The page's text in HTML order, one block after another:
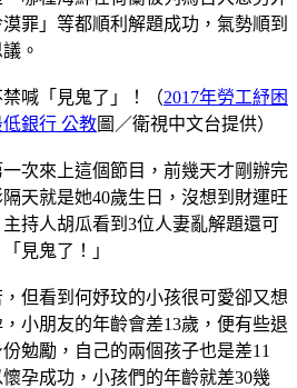
罪」等都順利解題成功，氣勢順到
。
喊「見鬼了」！（2017年勞工紓困
銀行 公教圖／衛視中文台提供）
次來上這個節目，前幾天才剛辦完
天就是她40歲生日，沒想到財運旺
持人胡瓜看到3位人妻亂解題還可
見鬼了！」
但看到何妤玟的小孩很可愛卻又想
小朋友的年齡會差13歲，便有些退
勉勵，自己的兩個孩子也是差11
孕成功，小孩們的年齡就差30幾